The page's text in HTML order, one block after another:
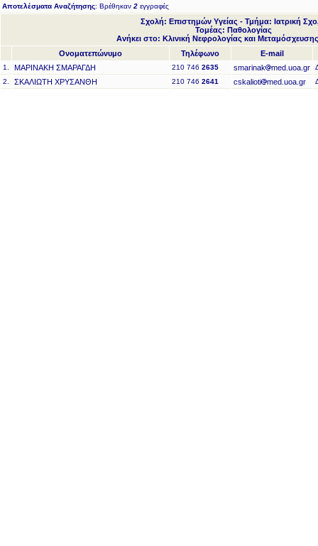
Αποτελέσματα Αναζήτησης: Βρέθηκαν 2 εγγραφές
Σχολή: Επιστημών Υγείας - Τμήμα: Ιατρική
Τομέας: Παθολογίας
Ανήκει στο: Κλινική Νεφρολογίας και
Ονοματεπώνυμο
Τηλέφωνο E-mail
1. ΜΑΡΙΝΑΚΗ ΣΜΑΡΑΓΔΗ 210 746 2635 smarinak med.uoa.gr
2.
ΣΚΑΛΙΩΤΗ ΧΡΥΣΑΝΘΗ 210 746 2641 cskalioti med.uoa.gr